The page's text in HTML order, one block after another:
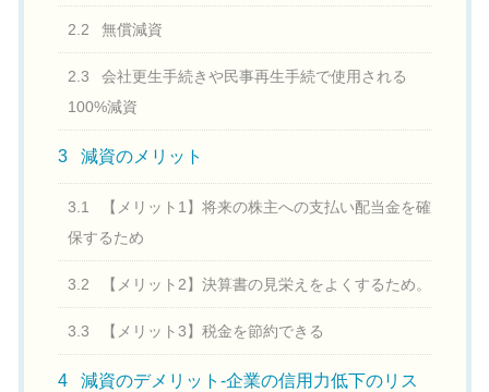
2.2 無償減資
2.3
会社更生手続きや民事再生手続で使用される
100%減資
3 減資のメリット
3.1
【メリット1】将来の株主への支払い配当金を確
保するため
3.2 【メリット2】決算書の見栄えをよくするため。
3.3 【メリット3】税金を節約できる
4
減資のデメリット-企業の信用力低下のリス